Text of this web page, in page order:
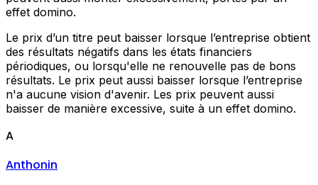
effet domino.
Le prix d’un titre peut baisser lorsque l’entreprise obtient
des résultats négatifs dans les états financiers
périodiques, ou lorsqu'elle ne renouvelle pas de bons
résultats. Le prix peut aussi baisser lorsque l’entreprise
n'a aucune vision d'avenir. Les prix peuvent aussi
baisser de manière excessive, suite à un effet domino.
A
Anthonin